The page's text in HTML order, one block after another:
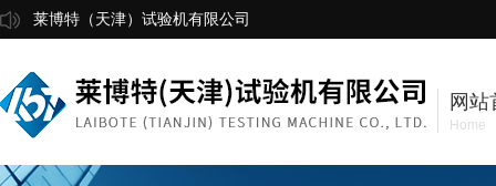
莱博特（天津）试验机有限公司
网站
Home